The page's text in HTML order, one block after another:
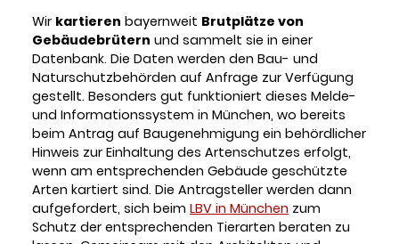
Wir kartieren bayernweit Brutplätze von
Gebäudebrütern und sammelt sie in einer
Datenbank. Die Daten werden den Bau- und
Naturschutzbehörden auf Anfrage zur Verfügung
gestellt. Besonders gut funktioniert dieses Melde-
und Informationssystem in München, wo bereits
beim Antrag auf Baugenehmigung ein behördlicher
Hinweis zur Einhaltung des Artenschutzes erfolgt,
wenn am entsprechenden Gebäude geschützte
Arten kartiert sind. Die Antragsteller werden dann
aufgefordert, sich beim LBV in München zum
Schutz der entsprechenden Tierarten beraten zu